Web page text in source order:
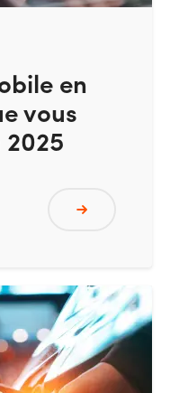
en
vous
2025
Lire plus